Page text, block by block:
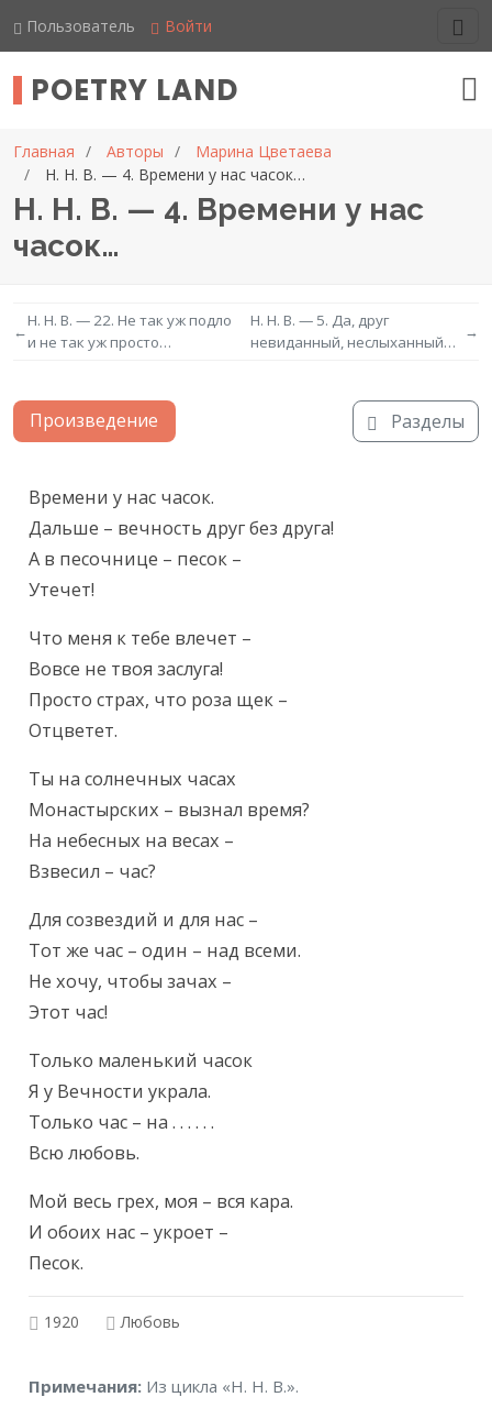
Пользователь Войти
POETRY LAND
Главная Авторы
Марина Цветаева
Н. Н. В. — 4. Времени у нас часок…
Н. Н. В. — 4. Времени у нас
часок…
←
Н. Н. В. — 22. Не так уж подло
и не так уж просто…
Н. Н. В. — 5. Да, друг
невиданный, неслыханный…
→
Произведение Разделы
Текст произведения
Времени у нас часок.
Дальше – вечность друг без друга!
А в песочнице – песок –
Утечет!
Что меня к тебе влечет –
Вовсе не твоя заслуга!
Просто страх, что роза щек –
Отцветет.
Ты на солнечных часах
Монастырских – вызнал время?
На небесных на весах –
Взвесил – час?
Для созвездий и для нас –
Тот же час – один – над всеми.
Не хочу, чтобы зачах –
Этот час!
Только маленький часок
Я у Вечности украла.
Только час – на . . . . . .
Всю любовь.
Мой весь грех, моя – вся кара.
И обоих нас – укроет –
Песок.
1920 Любовь
Примечания
Примечания: Из цикла «Н. Н. В.».